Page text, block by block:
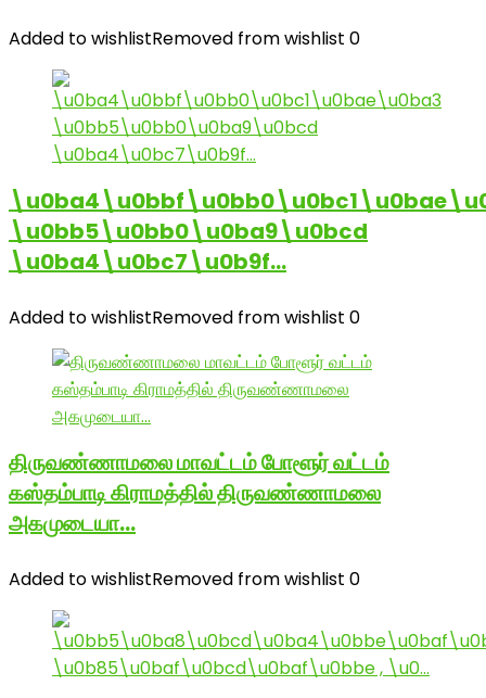
Added to wishlistRemoved from wishlist 0
\u0bb5\u0bb0\u0ba9\u0bcd
\u0ba4\u0bc7\u0b9f…
Added to wishlistRemoved from wishlist 0
திருவண்ணாமலை மாவட்டம் போளூர் வட்டம்
கஸ்தம்பாடி கிராமத்தில் திருவண்ணாமலை
அகமுடையா…
Added to wishlistRemoved from wishlist 0